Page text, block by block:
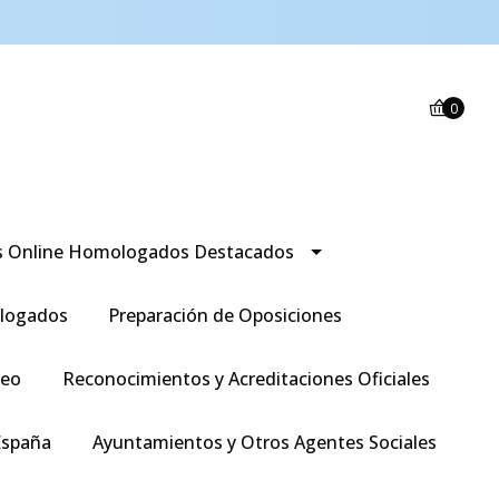
0
Online Homologados Destacados
Preparación de Oposiciones
Reconocimientos y Acreditaciones Oficiales
Ayuntamientos y Otros Agentes Sociales